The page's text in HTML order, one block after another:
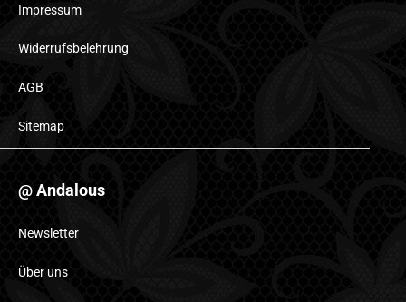
Impressum
Widerrufsbelehrung
AGB
Sitemap
@ Andalous
Newsletter
Über uns